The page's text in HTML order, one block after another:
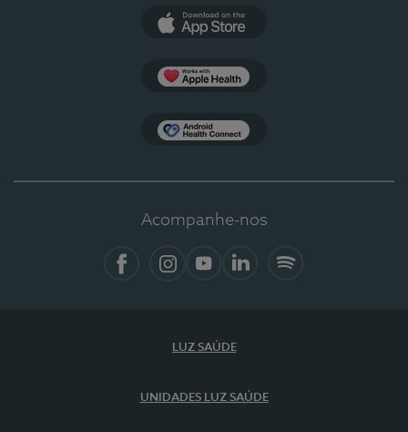
Acompanhe-nos
LUZ SAÚDE
UNIDADES LUZ SAÚDE